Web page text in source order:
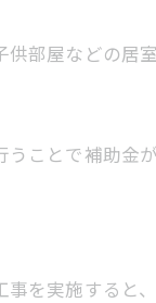
部屋などの居室
うことで補助金
を実施すると、